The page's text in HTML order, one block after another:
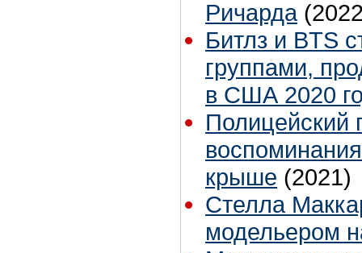
Ричарда
Битлз и BTS
группами,
в США 2020
Полицейский
крыше (2021)
Стелла
модельером